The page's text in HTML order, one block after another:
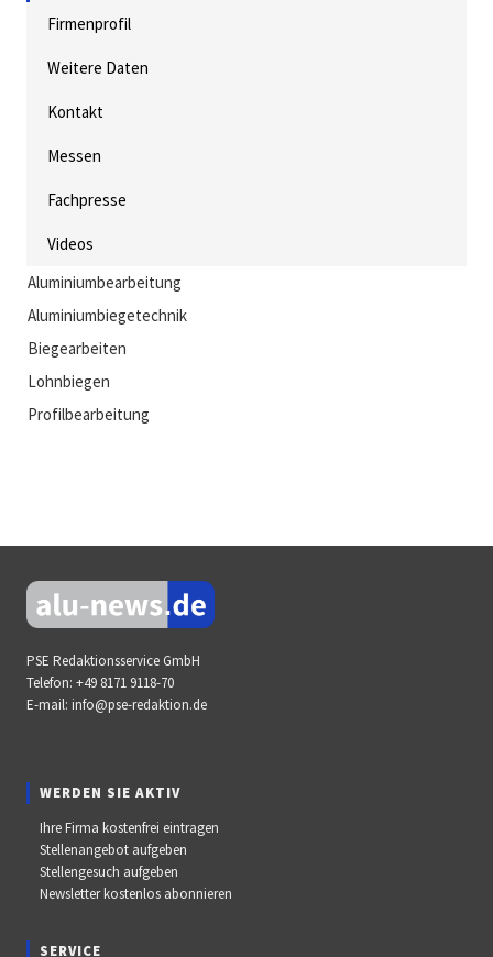
Firmenprofil
Weitere Daten
Kontakt
Messen
Fachpresse
Videos
Aluminiumbearbeitung
Aluminiumbiegetechnik
Biegearbeiten
Lohnbiegen
Profilbearbeitung
PSE Redaktionsservice GmbH
Telefon: +49 8171 9118-70
E-mail: info@pse-redaktion.de
WERDEN SIE AKTIV
Ihre Firma kostenfrei eintragen
Stellenangebot aufgeben
Stellengesuch aufgeben
Newsletter kostenlos abonnieren
SERVICE